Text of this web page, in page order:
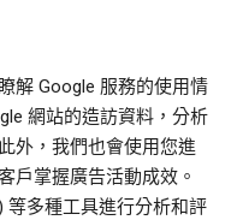
解 Google 服務的使用情
網站的造訪資料，分析
外，我們也會使用您進
戶掌握廣告活動成效。
等多種工具進行分析和評